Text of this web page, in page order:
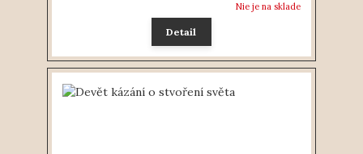
Nie je na sklade
Detail